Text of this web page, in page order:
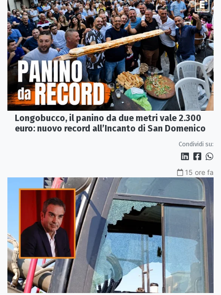
Longobucco, il panino da due metri vale 2.300
euro: nuovo record all’Incanto di San Domenico
Condividi su:
15 ore fa